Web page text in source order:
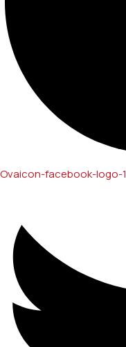
Ovaicon-facebook-logo-1